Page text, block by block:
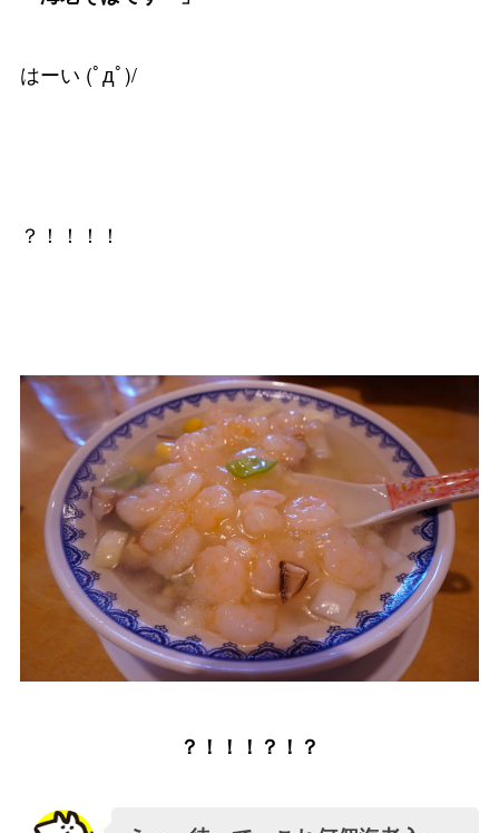
はーい (ﾟдﾟ)/
？！！！！
？！！！？！？